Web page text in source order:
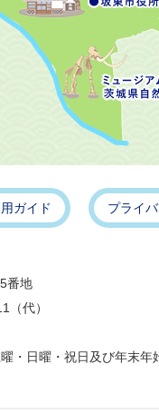
ガイド プライ
番地
代）
・日曜・祝日及び年末年